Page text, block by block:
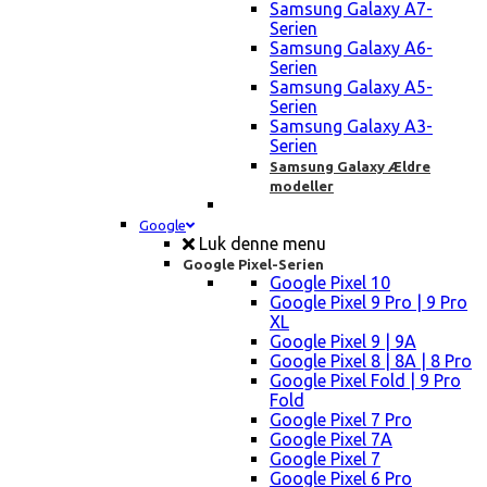
Samsung Galaxy A7-
Serien
Samsung Galaxy A6-
Serien
Samsung Galaxy A5-
Serien
Samsung Galaxy A3-
Serien
Samsung Galaxy Ældre
modeller
Google
Luk denne menu
Google Pixel-Serien
Google Pixel 10
Google Pixel 9 Pro | 9 Pro
XL
Google Pixel 9 | 9A
Google Pixel 8 | 8A | 8 Pro
Google Pixel Fold | 9 Pro
Fold
Google Pixel 7 Pro
Google Pixel 7A
Google Pixel 7
Google Pixel 6 Pro